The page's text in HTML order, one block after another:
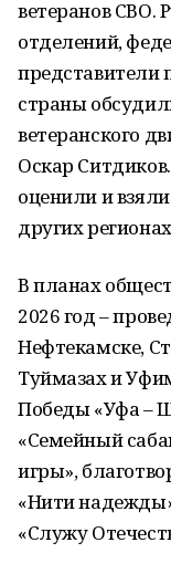
ветеранов СВО.
отделений,
представители
страны
ветеранского
Оскар
оценили и
других
В планах
2026 год –
Нефтекамске,
Туймазах и
Победы «Уфа –
«Семейный
игры»,
«Нити
«Служу